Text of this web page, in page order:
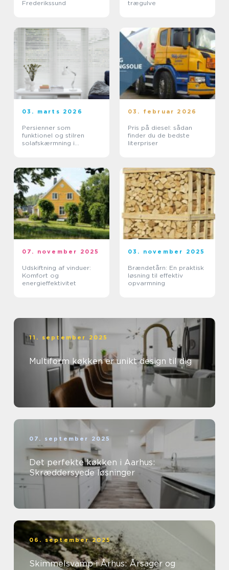
Frederikssund
trægulve
03. marts 2026
Persienner som
funktionel og stilren
solafskærmning i
03. februar 2026
Pris på diesel: sådan
finder du de bedste
literpriser
07. november 2025
Udskiftning af vinduer:
Komfort og
energieffektivitet
03. november 2025
Brændetårn: En praktisk
løsning til effektiv
opvarmning
11. september 2025
Multiform køkken er unikt design til dig
07. september 2025
Det perfekte køkken i Aarhus:
Skræddersyede løsninger
06. september 2025
Skimmelsvamp i Århus: Årsager og